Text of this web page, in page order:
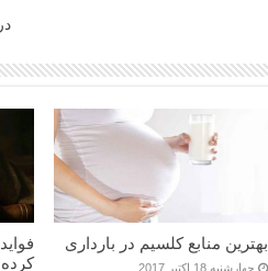
بهترین منابع کلسیم در بارداری
چهارشنبه 18 اکتبر 2017
کرده